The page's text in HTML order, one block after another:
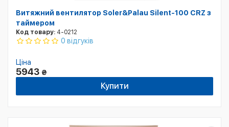
Витяжний вентилятор Soler&Palau Silent-100 CRZ з
таймером
Код товару: 4-0212
0 відгуків
Ціна
5943 ₴
Купити